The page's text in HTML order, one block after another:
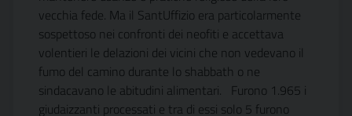
vecchia fede. Ma il SantUffizio era particolarmente
sospettoso nei confronti dei neofiti e accettava
volentieri le delazioni dei vicini che non vedevano il
fumo del camino durante lo shabbath o ne
sindacavano le abitudini alimentari. Furono 1.965 i
giudaizzanti processati e tra di essi solo 5 furono